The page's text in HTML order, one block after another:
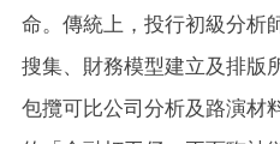
命。傳統上，投行初級分析
搜集、財務模型建立及排版
包攬可比公司分析及路演材